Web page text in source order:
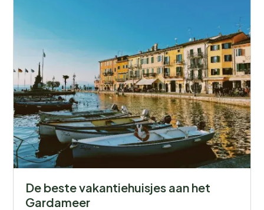
De beste vakantiehuisjes aan het
Gardameer